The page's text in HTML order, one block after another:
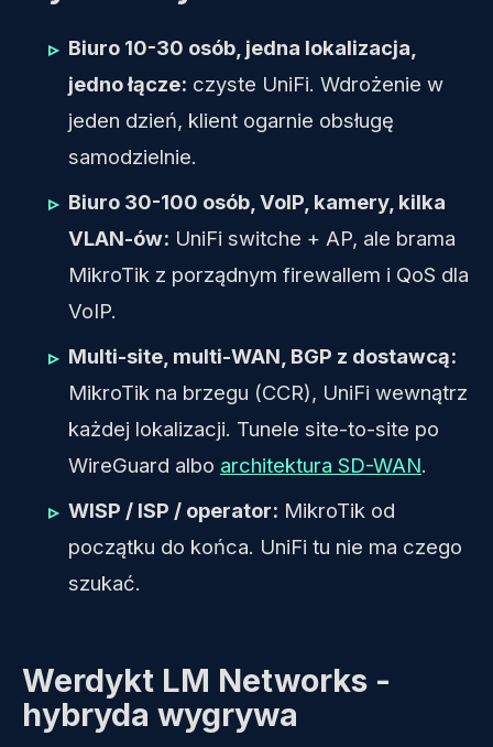
Biuro 10-30 osób, jedna lokalizacja,
jedno łącze: czyste UniFi. Wdrożenie w
jeden dzień, klient ogarnie obsługę
samodzielnie.
Biuro 30-100 osób, VoIP, kamery, kilka
VLAN-ów: UniFi switche + AP, ale brama
MikroTik z porządnym firewallem i QoS dla
VoIP.
Multi-site, multi-WAN, BGP z dostawcą:
MikroTik na brzegu (CCR), UniFi wewnątrz
każdej lokalizacji. Tunele site-to-site po
WireGuard albo architektura SD-WAN.
WISP / ISP / operator: MikroTik od
początku do końca. UniFi tu nie ma czego
szukać.
Werdykt LM Networks -
hybryda wygrywa